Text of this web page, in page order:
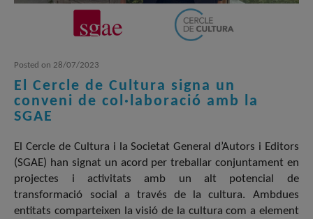
Postedon 28/07/2023
El Cercle de Cultura signa un
conveni de col·laboració amb la
SGAE
El Cercle de Cultura i la Societat General d’Autors i Editors
(SGAE) han signat un acord per treballar conjuntament en
projectes i activitats amb un alt potencial de
transformació social a través de la cultura. Ambdues
entitats comparteixen la visió de la cultura com a element